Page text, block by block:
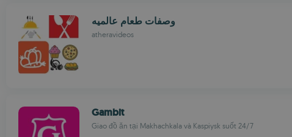
وصفات طعام عالميه
atheravideos
Gambit
Giao đồ ăn tại Makhachkala và Kaspiysk suốt 24/7